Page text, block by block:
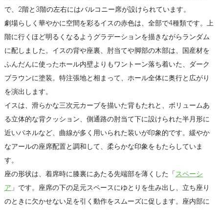
で、2階と3階の左右にはバルコニー席が設けられています。
劇場らしく華やかに空間を彩るイスの赤色は、全部で4種類です。上
階に行くほど明るくなるようグラデーションを描きながらランダム
に配しました。イスの背や座裏、肘当てや脚部の木部は、国産材を
ふんだんに使ったホール内壁よりもワントーン落ち着いた、ダーク
ブラウンに塗装。特注張地と相まって、ホール全体に奥行と広がり
を演出します。
イスは、滑らかな三次元カーブを描いた背もたれと、ボリュームあ
る立体的な背クッション、側通路の肘当て下に設けられた半月形に
近いパネルなど、曲線が多く用いられた装いが印象的です。緩やか
なアールの座席配置と調和して、柔らかな印象をもたらしていま
す。
座の形状は、着席時に膝裏にあたる先端部を薄くした「 スペーシ
ア 」です。座席の下の足元スペースにゆとりを生み出し、立ち座り
のときに欠かせない足を引く動作をスムーズに促します。座内部に